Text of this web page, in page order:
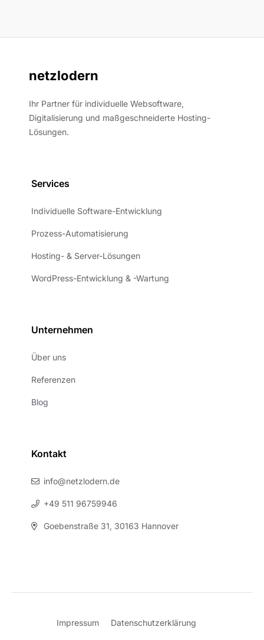
netzlodern
Ihr Partner für individuelle Websoftware,
Digitalisierung und maßgeschneiderte Hosting-
Lösungen.
Services
Individuelle Software-Entwicklung
Prozess-Automatisierung
Hosting- & Server-Lösungen
WordPress-Entwicklung & -Wartung
Unternehmen
Über uns
Referenzen
Blog
Kontakt
info@netzlodern.de
+49 511 96759946
Goebenstraße 31, 30163 Hannover
Impressum Datenschutzerklärung